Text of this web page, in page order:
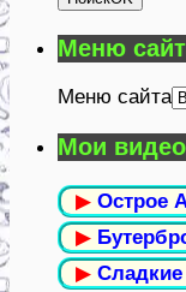
Меню
Меню сайта
Мои
▶ Острое
▶
▶